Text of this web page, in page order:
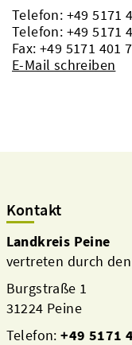
Telefon: +49 5171
Telefon: +49 5171
Fax: +49 5171 401
E-Mail schreiben
Kontakt
Landkreis Peine
vertreten durch
Burgstraße 1
31224 Peine
Telefon:+49 5171